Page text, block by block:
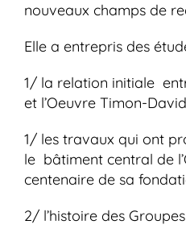
nouveaux champs de
Elle a entrepris des
1/ la relation initiale
et l’Oeuvre Timon-
1/ les travaux qui ont
le bâtiment central de
centenaire de sa
2/ l’histoire des